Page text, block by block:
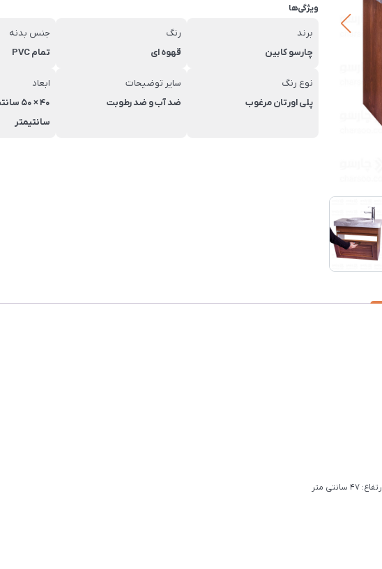
ویژگی‌ها
برند
چارسو کابین
رنگ
قهوه ای
جنس بدنه
تمام PVC
نوع رنگ
پلی اورتان مرغوب
سایر توضیحات
ضد آب و ضد رطوبت
ابعاد
سانتیمتر